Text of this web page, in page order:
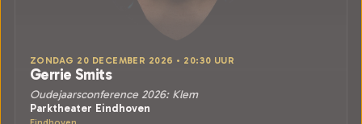
ZONDAG 20 DECEMBER 2026 • 20:30 UUR
Gerrie Smits
Oudejaarsconference 2026: Klem
Parktheater Eindhoven